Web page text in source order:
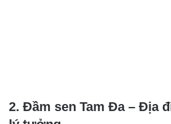
2. Đầm sen Tam Đa – Địa